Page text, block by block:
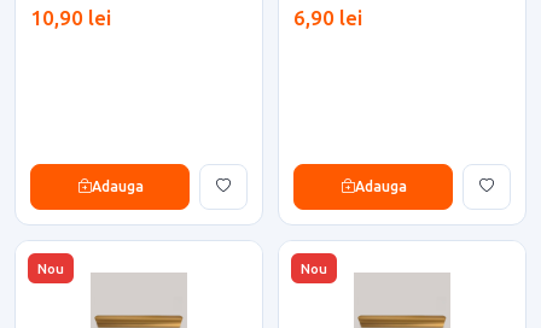
10,90 lei
Adauga
6,90 lei
Adauga
Nou Nou